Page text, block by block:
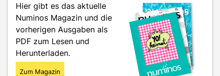
Hier gibt es das aktuelle
Numinos Magazin und die
vorherigen Ausgaben als
PDF zum Lesen und
Herunterladen.
Zum Magazin